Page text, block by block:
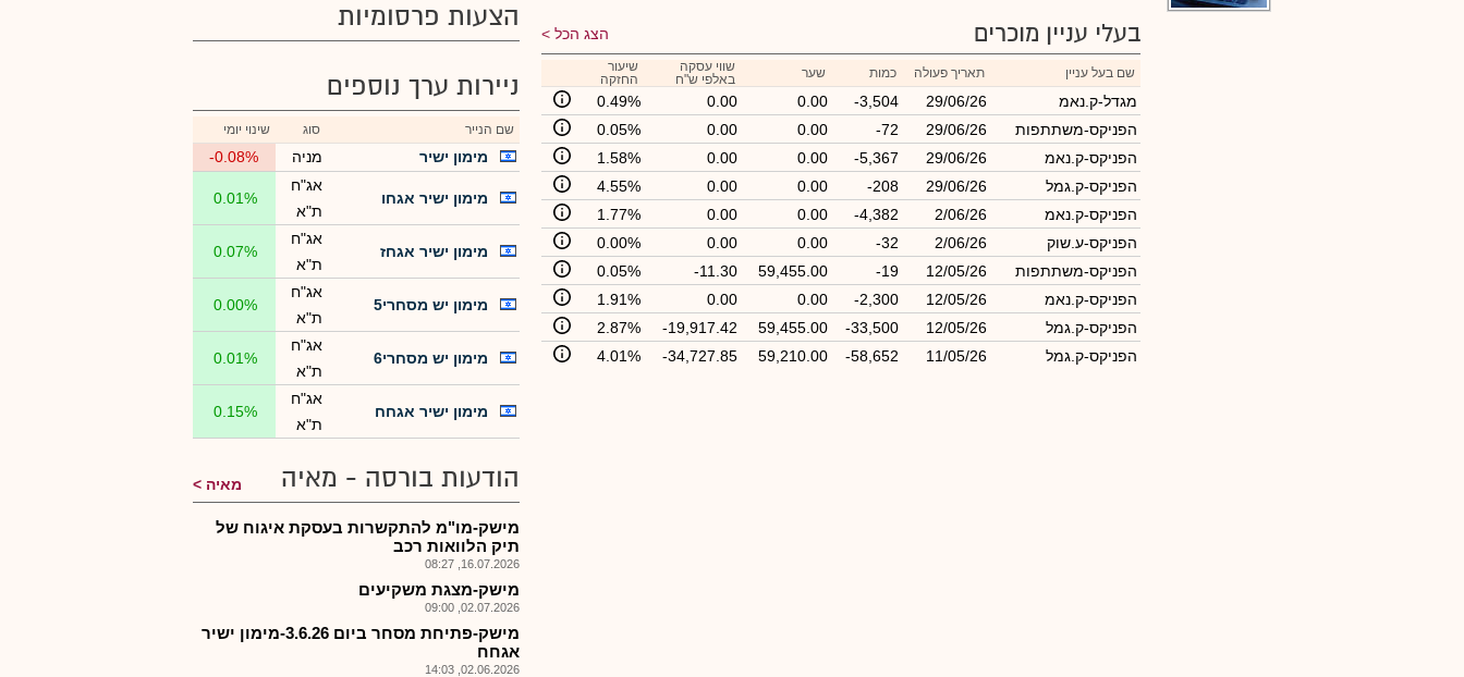
בעלי עניין מוכרים הצג הכל
שם בעל עניין תאריך פעולה כמות שער
שווי עסקה
באלפי ש"ח
שיעור
החזקה
מגדל-ק.נאמ 29/06/26
-3,504
0.00
0.00
0.49%
הפניקס-משתתפות
29/06/26
-72
0.00
0.00
0.05%
הפניקס-ק.נאמ
29/06/26
-5,367
0.00
0.00
1.58%
הפניקס-ק.גמל
29/06/26
-208
0.00
0.00
4.55%
הפניקס-ק.נאמ
2/06/26
-4,382
0.00
0.00
1.77%
הפניקס-ע.שוק
2/06/26
-32
0.00
0.00
0.00%
הפניקס-משתתפות
12/05/26
-19
59,455.00
-11.30
0.05%
הפניקס-ק.נאמ
12/05/26
-2,300
0.00
0.00
1.91%
הפניקס-ק.גמל
12/05/26
-33,500
59,455.00
-19,917.42
2.87%
הפניקס-ק.גמל
11/05/26
-58,652
59,210.00
-34,727.85
4.01%
הצעות פרסומיות
ניירות ערך נוספים
שם הנייר סוג שינוי יומי
מימון ישיר מניה -0.08%
מימון ישיר אגחו
אג"ח
ת"א
0.01%
מימון ישיר אגחז
אג"ח
ת"א
0.07%
מימון יש מסחרי5
אג"ח
ת"א
0.00%
מימון יש מסחרי6
אג"ח
ת"א
0.01%
מימון ישיר אגחח
אג"ח
ת"א
0.15%
הודעות בורסה - מאיה מאיה
מישק-מו"מ להתקשרות בעסקת איגוח של
תיק הלוואות רכב
16.07.2026, 08:27
מישק-מצגת משקיעים
02.07.2026, 09:00
מישק-פתיחת מסחר ביום 3.6.26-מימון ישיר
אגחח
02.06.2026, 14:03